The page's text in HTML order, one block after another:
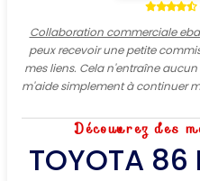
Collaboration commerciale
peux recevoir une petite
mes liens. Cela n'entraîne
m'aide simplement à continuer
Découvrez des
TOYOTA 86